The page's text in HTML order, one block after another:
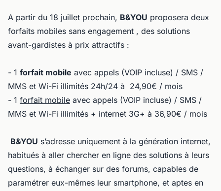
A partir du 18 juillet prochain, B&YOU proposera deux
forfaits mobiles sans engagement , des solutions
avant-gardistes à prix attractifs :
- 1 forfait mobile avec appels (VOIP incluse) / SMS /
MMS et Wi-Fi illimités 24h/24 à 24,90€ / mois
- 1 forfait mobile avec appels (VOIP incluse) / SMS /
MMS et Wi-Fi illimités + internet 3G+ à 36,90€ / mois
B&YOU s’adresse uniquement à la génération internet,
habitués à aller chercher en ligne des solutions à leurs
questions, à échanger sur des forums, capables de
paramétrer eux-mêmes leur smartphone, et aptes en